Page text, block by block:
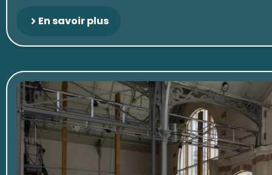
En savoir plus